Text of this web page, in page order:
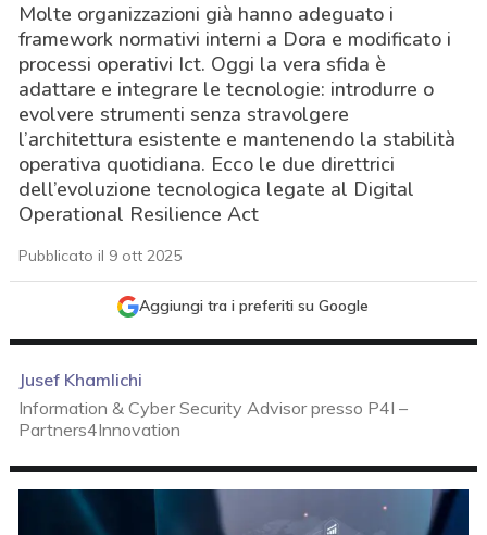
Molte organizzazioni già hanno adeguato i
framework normativi interni a Dora e modificato i
processi operativi Ict. Oggi la vera sfida è
adattare e integrare le tecnologie: introdurre o
evolvere strumenti senza stravolgere
l’architettura esistente e mantenendo la stabilità
operativa quotidiana. Ecco le due direttrici
dell’evoluzione tecnologica legate al Digital
Operational Resilience Act
Pubblicato il 9 ott 2025
Aggiungi tra i preferiti su Google
Jusef Khamlichi
Information & Cyber Security Advisor presso P4I –
Partners4Innovation